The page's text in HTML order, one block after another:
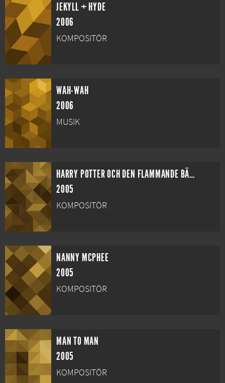
JEKYLL + HYDE
2006
KOMPOSITÖR
WAH-WAH
2006
MUSIK
HARRY POTTER OCH DEN FLAMMANDE BÄGAREN
2005
KOMPOSITÖR
NANNY MCPHEE
2005
KOMPOSITÖR
MAN TO MAN
2005
KOMPOSITÖR